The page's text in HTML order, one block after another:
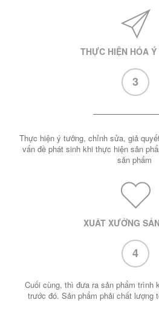
THỰC HIỆN HÓA
3
Thực hiện ý tưởng, chỉnh sửa, giả
vấn đề phát sinh khi thực hiện sản
sản phẩm
XUẤT XƯỞNG
4
Cuối cùng, thì đưa ra sản phẩm trình
trước đó. Sản phẩm phải chất lượng